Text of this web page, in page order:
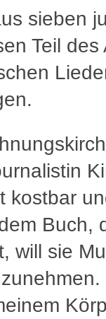
sieben
Teil des
kostbar
Buch,
will sie